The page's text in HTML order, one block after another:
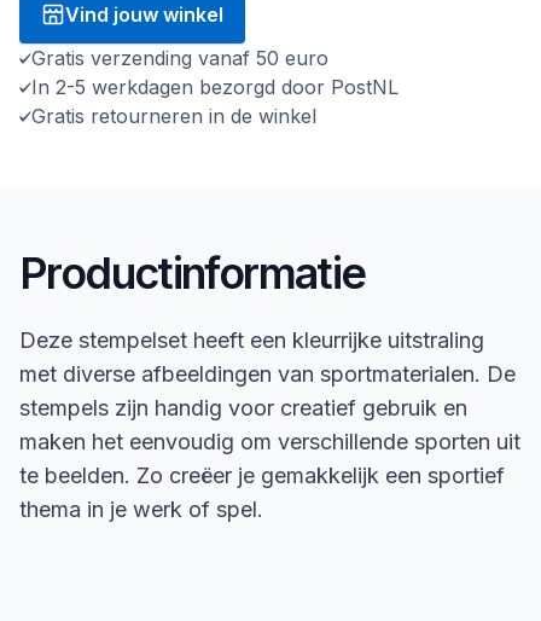
Vind jouw winkel
Gratis verzending vanaf 50 euro
In 2-5 werkdagen bezorgd door PostNL
Gratis retourneren in de winkel
Productinformatie
Deze stempelset heeft een kleurrijke uitstraling
met diverse afbeeldingen van sportmaterialen. De
stempels zijn handig voor creatief gebruik en
maken het eenvoudig om verschillende sporten uit
te beelden. Zo creëer je gemakkelijk een sportief
thema in je werk of spel.